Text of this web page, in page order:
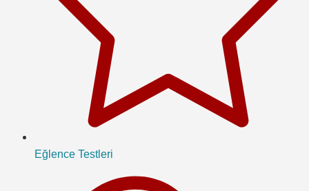
Eğlence Testleri